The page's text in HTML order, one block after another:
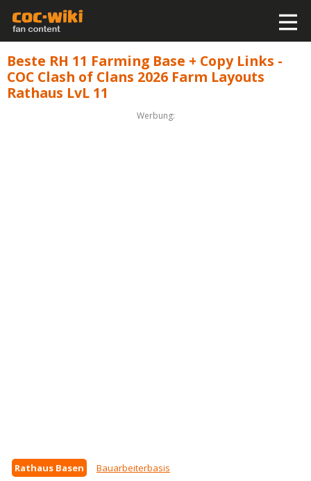
Beste RH 11 Farming Base + Copy Links -
COC Clash of Clans 2026 Farm Layouts
Rathaus LvL 11
Werbung:
Rathaus Basen Bauarbeiterbasis